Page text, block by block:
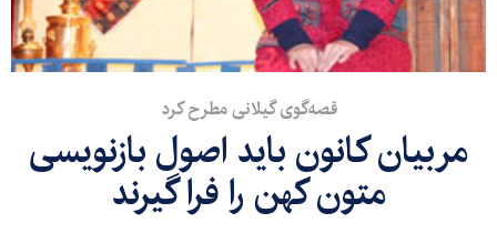
قصه‌گوی گیلانی مطرح کرد
مربیان کانون باید اصول بازنویسی
متون کهن را فرا گیرند